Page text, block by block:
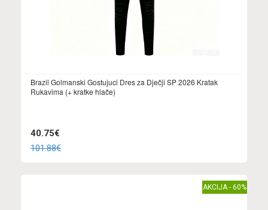
Brazil Golmanski Gostujuci Dres za Dječji SP 2026 Kratak
Rukavima (+ kratke hlače)
40.75€
101.88€
AKCIJA - 60%